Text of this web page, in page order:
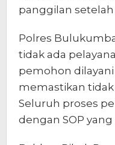
panggilan setelah
Polres
tidak ada
pemohon dilayani
memastikan
Seluruh proses
dengan SOP